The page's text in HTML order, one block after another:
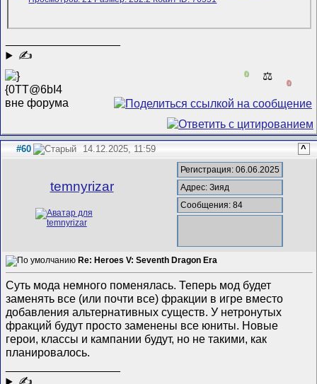
✍
0 ⚖️
0
#60 14.12.2025, 11:59 ^
temnyrizar
Регистрация: 06.06.2025
Адрес: Зияд
Сообщения: 84
Re: Heroes V: Seventh Dragon Era
Суть мода немного поменялась. Теперь мод будет
заменять все (или почти все) фракции в игре вместо
добавления альтернативных существ. У нетронутых
фракций будут просто заменены все юниты. Новые
герои, классы и кампании будут, но не такими, как
планировалось.
✍